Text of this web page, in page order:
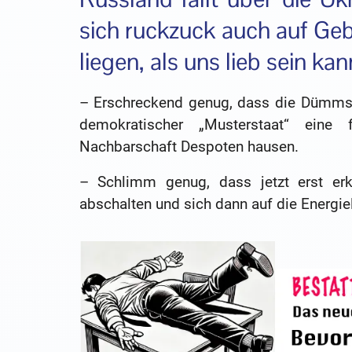
sich ruckzuck auch auf
liegen, als uns lieb sein
– Erschreckend genug, dass die
demokratischer „Musterstaat“
Nachbarschaft Despoten hausen.
– Schlimm genug, dass jetzt erst
abschalten und sich dann auf die